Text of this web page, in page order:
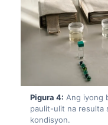
Pigura 4: Ang iyong
paulit-ulit na resulta
kondisyon.